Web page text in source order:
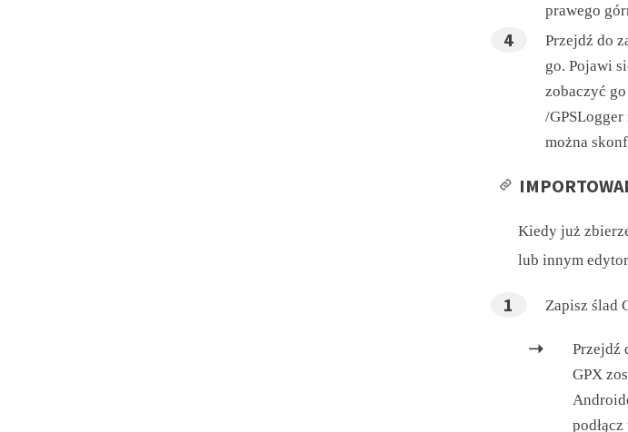
prawego
Przejdź do
go. Pojawi
zobaczyć
/
można
Kiedy już
lub innym
Zapisz ślad
Przejdź
GPX